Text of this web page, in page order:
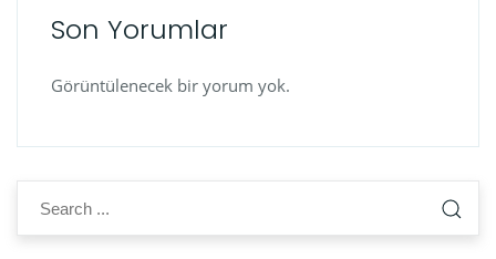
Son Yorumlar
Görüntülenecek bir yorum yok.